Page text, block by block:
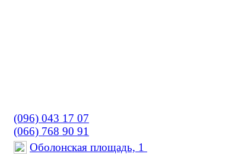
(096) 043 17 07
(066) 768 90 91
Оболонская площадь, 1